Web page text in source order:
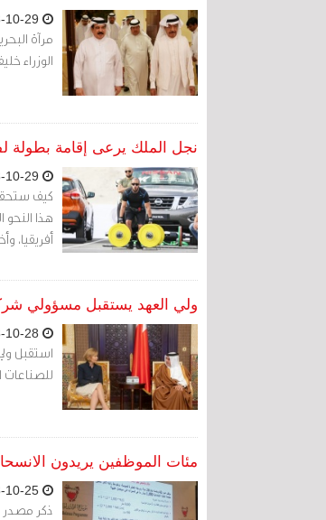
مرآة
الوزراء
نجل الملك يرعى إقامة بطولة
كيف
هذا النحو
أفريقيا،
ولي العهد يستقبل مسؤولي
استقبل
للصناعات
مئات الموظفين يريدون
ذكر مصدر